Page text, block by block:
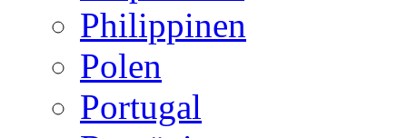
Philippinen
Polen
Portugal